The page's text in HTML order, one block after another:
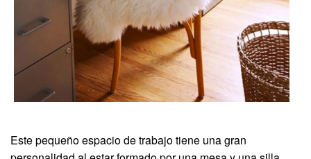
Este pequeño espacio de trabajo tiene una gran